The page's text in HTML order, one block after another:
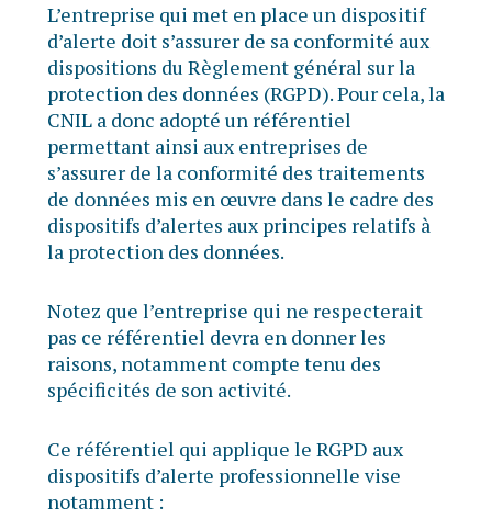
L’entreprise qui met en place un dispositif
d’alerte doit s’assurer de sa conformité aux
dispositions du Règlement général sur la
protection des données (RGPD). Pour cela, la
CNIL a donc adopté un référentiel
permettant ainsi aux entreprises de
s’assurer de la conformité des traitements
de données mis en œuvre dans le cadre des
dispositifs d’alertes aux principes relatifs à
la protection des données.
Notez que l’entreprise qui ne respecterait
pas ce référentiel devra en donner les
raisons, notamment compte tenu des
spécificités de son activité.
Ce référentiel qui applique le RGPD aux
dispositifs d’alerte professionnelle vise
notamment :